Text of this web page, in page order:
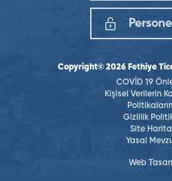
Copyright© 2026 Fethiye
COVİD 19
Kişisel Verilerin
Gizlilik
Site
Yasal
Web